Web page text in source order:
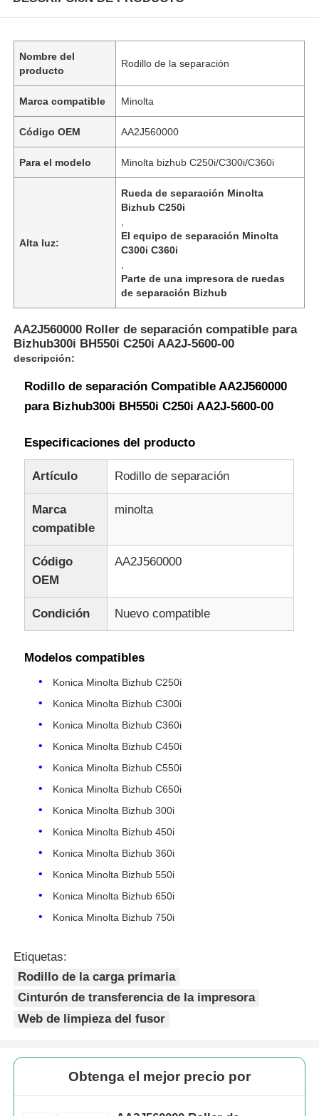
Inicio
Nombre del
producto
Rodillo de la separación
Marca compatible Minolta
Código OEM AA2J560000
Para el modelo Minolta bizhub C250i/C300i/C360i
Alta luz:
Rueda de separación Minolta
Bizhub C250i
El equipo de separación Minolta
C300i C360i
Parte de una impresora de ruedas
de separación Bizhub
AA2J560000 Roller de separación compatible para
Bizhub300i BH550i C250i AA2J-5600-00
descripción:
Rodillo de separación Compatible AA2J560000
para Bizhub300i BH550i C250i AA2J-5600-00
Especificaciones del producto
Artículo Rodillo de separación
Marca
compatible
minolta
Código
OEM
AA2J560000
Condición Nuevo compatible
Modelos compatibles
Konica Minolta Bizhub C250i
Konica Minolta Bizhub C300i
Konica Minolta Bizhub C360i
Konica Minolta Bizhub C450i
Konica Minolta Bizhub C550i
Konica Minolta Bizhub C650i
Konica Minolta Bizhub 300i
Konica Minolta Bizhub 450i
Konica Minolta Bizhub 360i
Konica Minolta Bizhub 550i
Konica Minolta Bizhub 650i
Konica Minolta Bizhub 750i
Etiquetas:
Rodillo de la carga primaria
Cinturón de transferencia de la impresora
Web de limpieza del fusor
Obtenga el mejor precio por